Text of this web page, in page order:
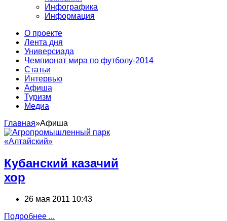
Инфографика
Информация
О проекте
Лента дня
Универсиада
Чемпионат мира по футболу-2014
Статьи
Интервью
Афиша
Туризм
Медиа
Главная»Афиша
Кубанский казачий
хор
26 мая 2011 10:43
Подробнее ...